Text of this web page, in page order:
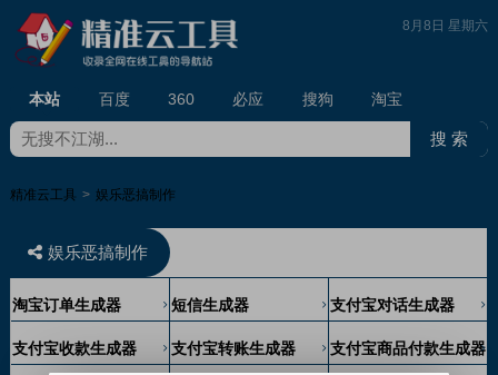
本站 百度 360 必应 搜狗 淘宝
8月8日 星期六
精准云工具 > 娱乐恶搞制作
娱乐恶搞制作
淘宝订单生成器 短信生成器 支付宝对话生成器
支付宝收款生成器 支付宝转账生成器 支付宝商品付款生成器